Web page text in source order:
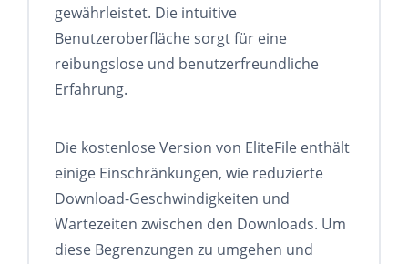
gewährleistet. Die intuitive
Benutzeroberfläche sorgt für eine
reibungslose und benutzerfreundliche
Erfahrung.
Die kostenlose Version von EliteFile enthält
einige Einschränkungen, wie reduzierte
Download-Geschwindigkeiten und
Wartezeiten zwischen den Downloads. Um
diese Begrenzungen zu umgehen und